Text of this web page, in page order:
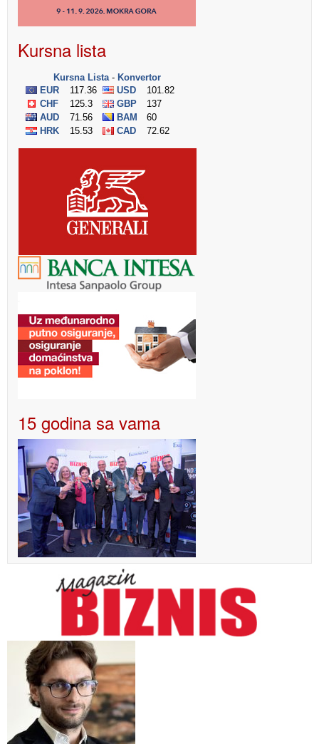
Kursna lista
15 godina sa vama